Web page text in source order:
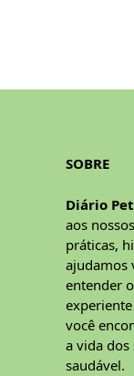
SOBRE
Diário Pet
aos
práticas,
ajudamos
entender
você
a vida dos
saudável.